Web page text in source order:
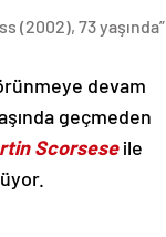
(2002), 73 yaşında”
devam
geçmeden
Scorseseile